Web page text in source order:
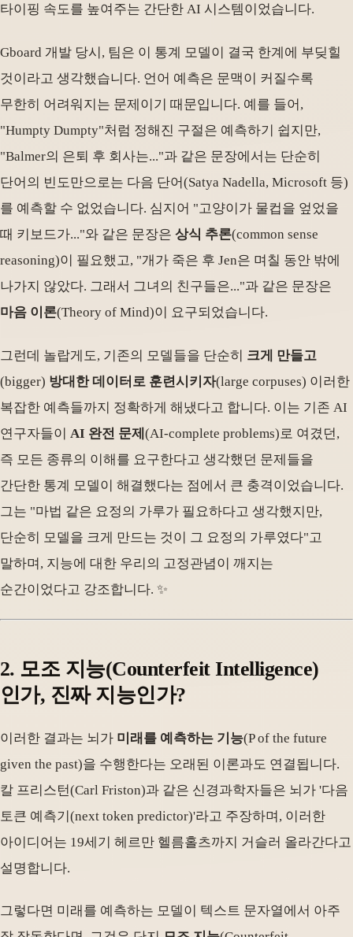
타이핑 속도를 높여주는 간단한 AI 시스템이었습니다.
Gboard 개발 당시, 팀은 이 통계 모델이 결국 한계에 부딪힐
것이라고 생각했습니다. 언어 예측은 문맥이 커질수록
무한히 어려워지는 문제이기 때문입니다. 예를 들어,
"Humpty Dumpty"처럼 정해진 구절은 예측하기 쉽지만,
"Balmer의 은퇴 후 회사는..."과 같은 문장에서는 단순히
단어의 빈도만으로는 다음 단어(Satya Nadella, Microsoft 등)
를 예측할 수 없었습니다. 심지어 "고양이가 물컵을 엎었을
때 키보드가..."와 같은 문장은 상식 추론(common sense
reasoning)이 필요했고, "개가 죽은 후 Jen은 며칠 동안 밖에
나가지 않았다. 그래서 그녀의 친구들은..."과 같은 문장은
마음 이론(Theory of Mind)이 요구되었습니다.
그런데 놀랍게도, 기존의 모델들을 단순히 크게 만들고
(bigger) 방대한 데이터로 훈련시키자(large corpuses) 이러한
복잡한 예측들까지 정확하게 해냈다고 합니다. 이는 기존 AI
연구자들이 AI 완전 문제 (AI-complete problems)로 여겼던,
즉 모든 종류의 이해를 요구한다고 생각했던 문제들을
간단한 통계 모델이 해결했다는 점에서 큰 충격이었습니다.
그는 "마법 같은 요정의 가루가 필요하다고 생각했지만,
단순히 모델을 크게 만드는 것이 그 요정의 가루였다"고
말하며, 지능에 대한 우리의 고정관념이 깨지는
순간이었다고 강조합니다. ✨
2. 모조 지능(Counterfeit Intelligence)
인가, 진짜 지능인가?
이러한 결과는 뇌가 미래를 예측하는 기능(P of the future
given the past)을 수행한다는 오래된 이론과도 연결됩니다.
칼 프리스턴(Carl Friston)과 같은 신경과학자들은 뇌가 '다음
토큰 예측기(next token predictor)'라고 주장하며, 이러한
아이디어는 19세기 헤르만 헬름홀츠까지 거슬러 올라간다고
설명합니다.
그렇다면 미래를 예측하는 모델이 텍스트 문자열에서 아주